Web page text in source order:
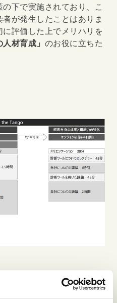
下で実施されており、こ
が発生したことはありま
評価した上でメリハリを
材育成」 のお役に立ちた
な企業社会のルール形成